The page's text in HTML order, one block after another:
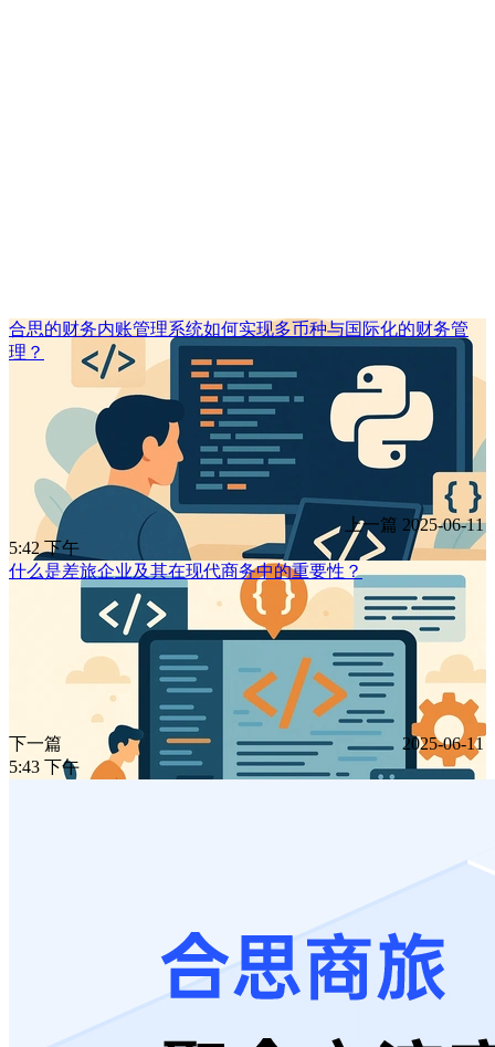
合思的财务内账管理系统如何实现多币种与国际化的财务管
理？
上一篇 2025-06-11
5:42 下午
什么是差旅企业及其在现代商务中的重要性？
下一篇
2025-06-11
5:43 下午